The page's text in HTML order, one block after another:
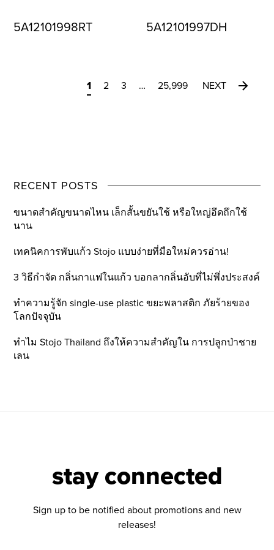
5A12101998RT 5A12101997DH
1 2 3 … 25,999 NEXT
RECENT POSTS
ขนาดสำคัญขนาดไหน เล็กสั้นขยันใช้ หรือใหญ่อึดถึกใช้
นาน
เทคนิคการพับแก้ว Stojo แบบง่ายที่มือใหม่ควรอ่าน!
3 วิธีกำจัด กลิ่นกาแฟในแก้ว บอกลากลิ่นอับที่ไม่พึ่งประสงค์
ทำความรู้จัก single-use plastic ขยะพลาสติก ภัยร้ายของ
โลกปัจจุบัน
ทำไม Stojo Thailand ถึงให้ความสำคัญใน การปลูกป่าชาย
เลน
stay connected
Sign up to be notified about promotions and new
releases!